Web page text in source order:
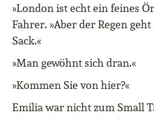
»London ist echt ein feines
Fahrer. »Aber der Regen
Sack.«
»Man gewöhnt sich dran.«
»Kommen Sie von hier?«
Emilia war nicht zum Small